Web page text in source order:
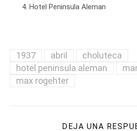
Hotel Peninsula Aleman
1937 abril
choluteca
hotel peninsula aleman
max rogehter
DEJA UNA